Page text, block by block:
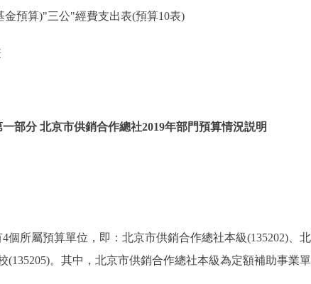
預算)"三公"經費支出表(預算10表)
一部分 北京市供銷合作總社2019年部門預算情況説明
屬預算單位，即：北京市供銷合作總社本級(135202)、北
(135205)。其中，北京市供銷合作總社本級為定額補助事業